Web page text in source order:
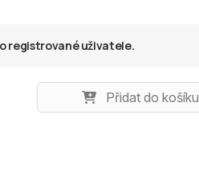
registrované uživatele.
Přidat do košíku